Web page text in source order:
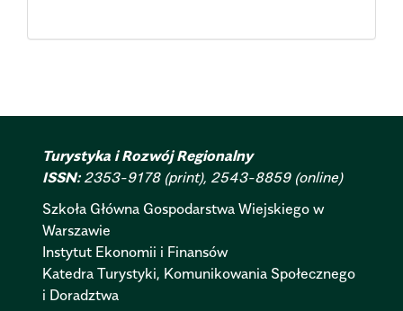
Turystyka i Rozwój Regionalny
ISSN: 2353-9178 (print), 2543-8859 (online)
Szkoła Główna Gospodarstwa Wiejskiego w
Warszawie
Instytut Ekonomii i Finansów
Katedra Turystyki, Komunikowania Społecznego
i Doradztwa